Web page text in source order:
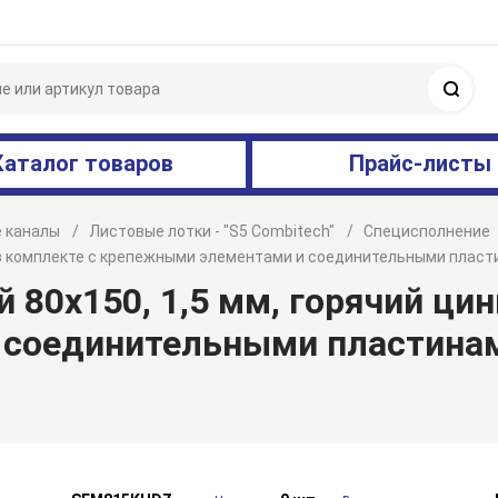
товаров Прайс-листы
каналы Листовые лотки - "S5 Combitech"
Специсполнение
комплекте с крепежными элементами и соединительными
80х150, 1,5 мм, горячий